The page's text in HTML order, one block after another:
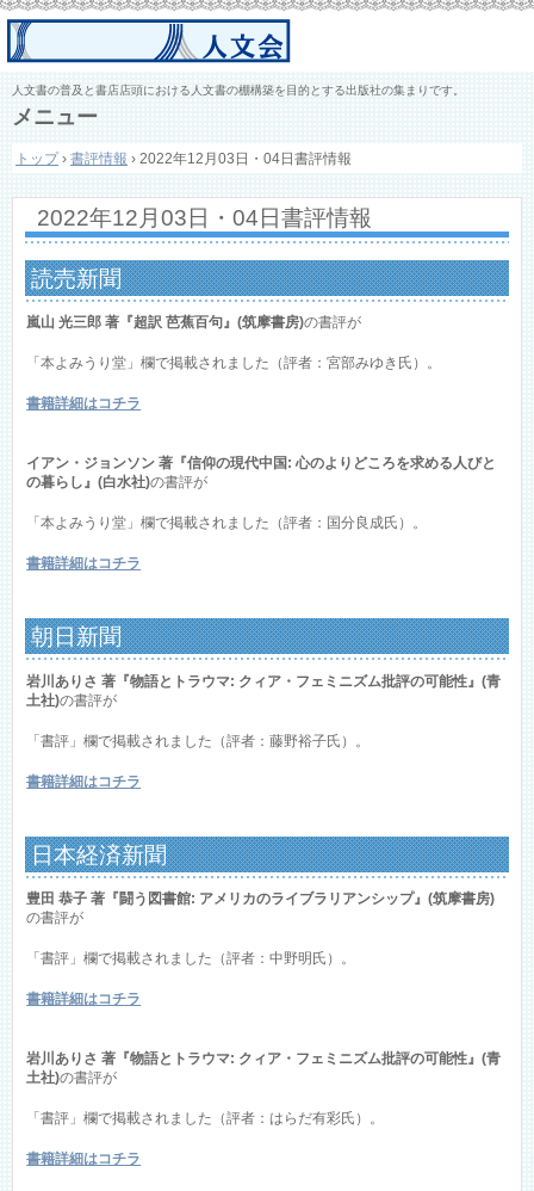
人文書の普及と書店店頭における人文書の棚構築を目的とする出版社の集まりです。
メニュー
ン
ン
へ
ス
キ
トップ › 書評情報 › 2022年12月03日・04日書評情報
2022年12月03日・04日書評情報
読売新聞
嵐山 光三郎 著『超訳 芭蕉百句』(筑摩書房)の書評が
「本よみうり堂」欄で掲載されました（評者：宮部みゆき氏）。
書籍詳細はコチラ
イアン・ジョンソン 著『信仰の現代中国: 心のよりどころを求める人びと
の暮らし』(白水社)の書評が
「本よみうり堂」欄で掲載されました（評者：国分良成氏）。
書籍詳細はコチラ
朝日新聞
岩川ありさ 著『物語とトラウマ: クィア・フェミニズム批評の可能性』(青
土社)の書評が
「書評」欄で掲載されました（評者：藤野裕子氏）。
書籍詳細はコチラ
日本経済新聞
豊田 恭子 著『闘う図書館: アメリカのライブラリアンシップ』(筑摩書房)
の書評が
「書評」欄で掲載されました（評者：中野明氏）。
書籍詳細はコチラ
岩川ありさ 著『物語とトラウマ: クィア・フェミニズム批評の可能性』(青
土社)の書評が
「書評」欄で掲載されました（評者：はらだ有彩氏）。
書籍詳細はコチラ